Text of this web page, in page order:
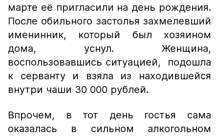
марте её пригласили на день рождения.
После обильного застолья захмелевший
именинник, который был хозяином
дома, уснул. Женщина,
воспользовавшись ситуацией, подошла
к серванту и взяла из находившейся
внутри чаши 30 000 рублей.
Впрочем, в тот день гостья сама
оказалась в сильном алкогольном